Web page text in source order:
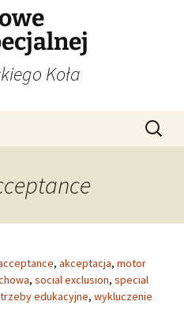
Koła
Szukaj:
, akceptacja, motor
, social exclusion, special
edukacyjne, wykluczenie